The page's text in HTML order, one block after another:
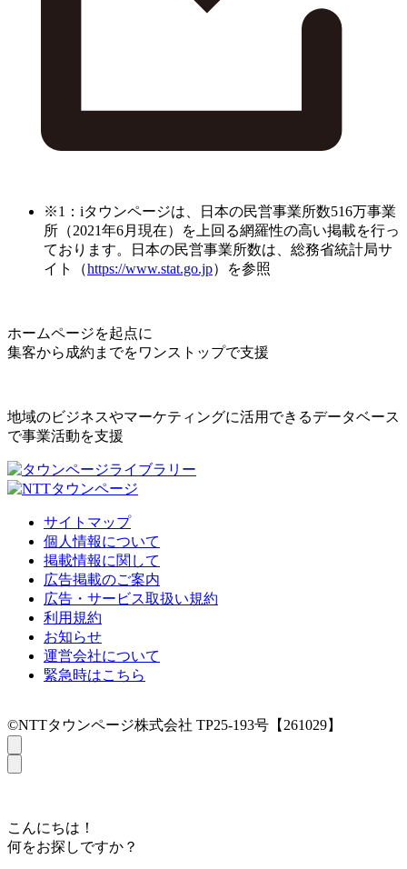
※1：iタウンページは、日本の民営事業所数516万事業
所（2021年6月現在）を上回る網羅性の高い掲載を行っ
ております。日本の民営事業所数は、総務省統計局サ
イト（https://www.stat.go.jp）を参照
ホームページを起点に
集客から成約までをワンストップで支援
地域のビジネスやマーケティングに活用できるデータベース
で事業活動を支援
サイトマップ
個人情報について
掲載情報に関して
広告掲載のご案内
広告・サービス取扱い規約
利用規約
お知らせ
運営会社について
緊急時はこちら
©NTTタウンページ株式会社 TP25-193号【261029】
こんにちは！
何をお探しですか？